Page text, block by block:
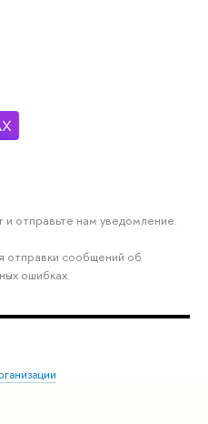
отправьте нам уведомление.
отправки сообщений об
ошибках.